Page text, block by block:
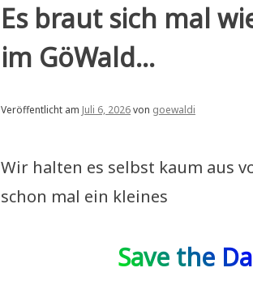
Es braut sich mal
im GöWald…
Veröffentlicht am Juli 6, 2026von goewaldi
Wir halten es selbst kaum aus
schon mal ein kleines
Save the